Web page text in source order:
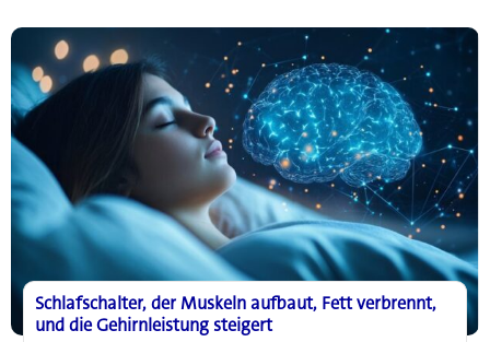
Schlafhormon
bei
Diabetes
und
Osteoporose
Schlafschalter, der Muskeln aufbaut, Fett verbrennt,
und die Gehirnleistung steigert